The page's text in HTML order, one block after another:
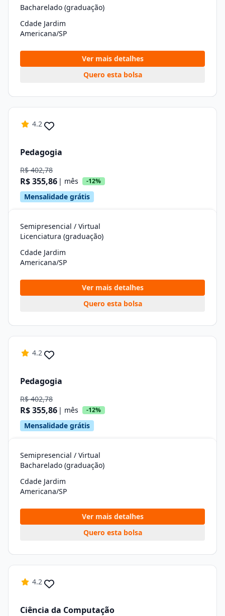
Bacharelado (graduação)
Cdade Jardim
Americana/SP
Ver mais detalhes
Quero esta bolsa
4.2
Pedagogia
R$ 402,78
R$ 355,86 | mês -12%
Mensalidade grátis
Semipresencial / Virtual
Licenciatura (graduação)
Cdade Jardim
Americana/SP
Ver mais detalhes
Quero esta bolsa
4.2
Pedagogia
R$ 402,78
R$ 355,86 | mês -12%
Mensalidade grátis
Semipresencial / Virtual
Bacharelado (graduação)
Cdade Jardim
Americana/SP
Ver mais detalhes
Quero esta bolsa
4.2
Ciência da Computação